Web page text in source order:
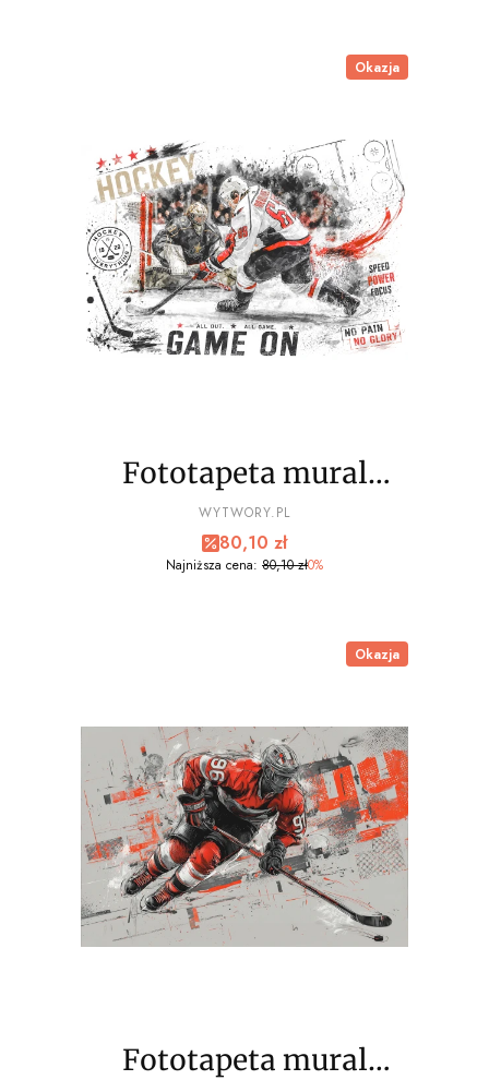
Okazja
Fototapeta mural
hokejowy, hockey
player kolory wz1 - NA
PRODUCENT
WYTWORY.PL
Cena promocyjna
80,10 zł
Najniższa cena: 80,10 zł0%
Okazja
Fototapeta mural